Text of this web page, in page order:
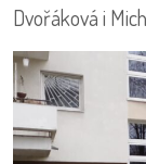
Dvořáková i